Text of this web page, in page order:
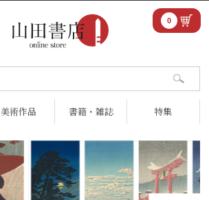
美術作品 書籍・雑誌 特集
0